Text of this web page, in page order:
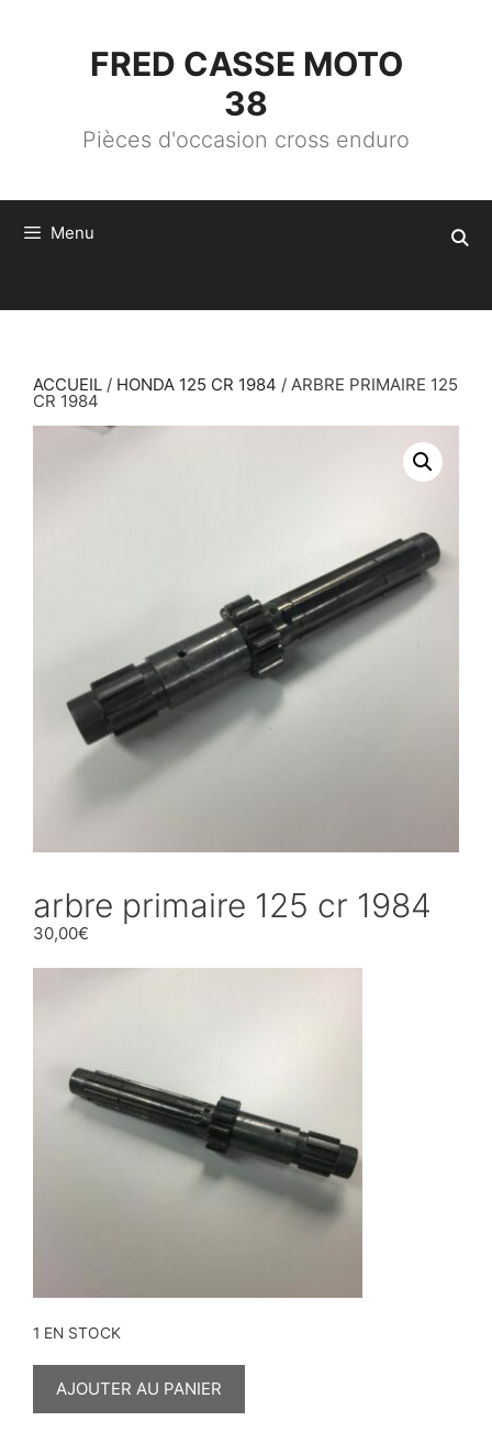
FRED CASSE MOTO
38
Pièces d'occasion cross enduro
Menu
ACCUEIL / HONDA 125 CR 1984 / ARBRE PRIMAIRE 125
CR 1984
arbre primaire 125 cr 1984
30,00€
1 EN STOCK
QUANTITÉ
AJOUTER AU PANIER